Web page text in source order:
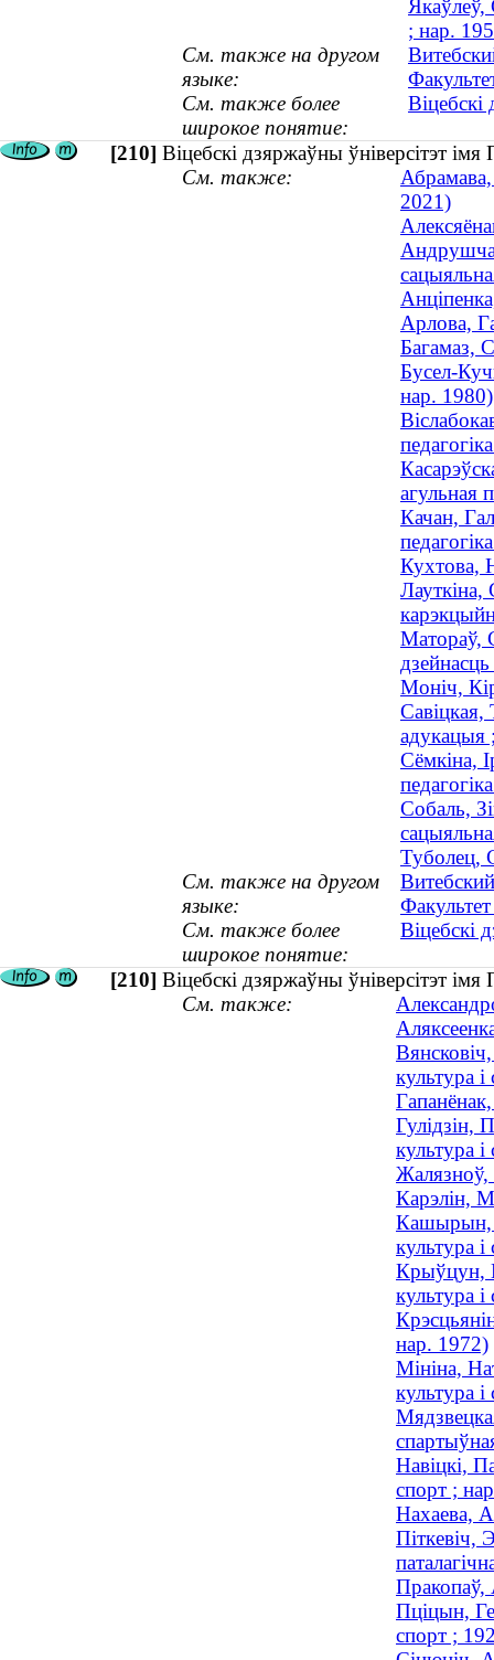
Якаўлеў,
; нар.
См. также на другом
языке:
См. также более
широкое понятие:
[210] Віцебскі дзяржаўны ўніверсітэт
См. также:
2021)
Арлова,
Багамаз,
Бусел-
нар. 1980)
агульная
Качан,
Кухтова,
Лауткіна,
Матораў,
Моніч,
Савіцкая,
адукацыя
Сёмкіна,
Собаль,
Туболец,
См. также на другом
языке:
См. также более
широкое понятие:
Віцебскі
[210] Віцебскі дзяржаўны ўніверсітэт
См. также:
культура
Гулідзін,
культура
Жалязноў,
Карэлін,
Кашырын,
культура
Крыўцун,
культура
нар. 1972)
Мініна,
культура
Навіцкі,
спорт ;
Нахаева,
Піткевіч,
Пракопаў,
Пціцын,
спорт ;